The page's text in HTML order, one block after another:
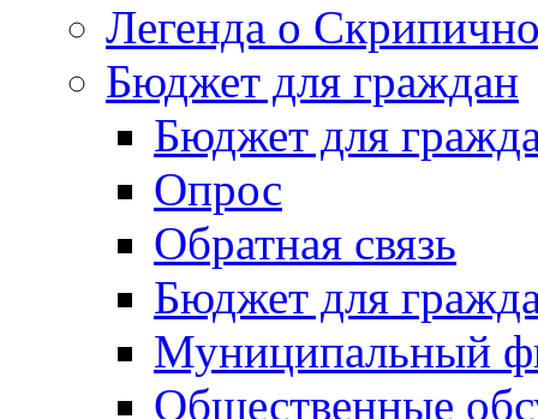
Легенда о
Бюджет для граждан
Бюджет для
Опрос
Обратная связь
Бюджет для
Муниципальный
Общественные